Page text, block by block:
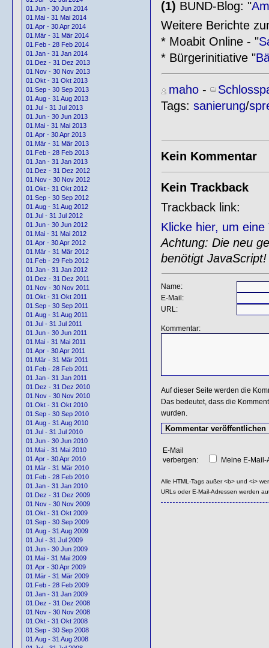
01.Jun - 30 Jun 2014
01.Mai - 31 Mai 2014
01.Apr - 30 Apr 2014
01.Mär - 31 Mär 2014
01.Feb - 28 Feb 2014
01.Jan - 31 Jan 2014
01.Dez - 31 Dez 2013
01.Nov - 30 Nov 2013
01.Okt - 31 Okt 2013
01.Sep - 30 Sep 2013
01.Aug - 31 Aug 2013
01.Jul - 31 Jul 2013
01.Jun - 30 Jun 2013
01.Mai - 31 Mai 2013
01.Apr - 30 Apr 2013
01.Mär - 31 Mär 2013
01.Feb - 28 Feb 2013
01.Jan - 31 Jan 2013
01.Dez - 31 Dez 2012
01.Nov - 30 Nov 2012
01.Okt - 31 Okt 2012
01.Sep - 30 Sep 2012
01.Aug - 31 Aug 2012
01.Jul - 31 Jul 2012
01.Jun - 30 Jun 2012
01.Mai - 31 Mai 2012
01.Apr - 30 Apr 2012
01.Mär - 31 Mär 2012
01.Feb - 29 Feb 2012
01.Jan - 31 Jan 2012
01.Dez - 31 Dez 2011
01.Nov - 30 Nov 2011
01.Okt - 31 Okt 2011
01.Sep - 30 Sep 2011
01.Aug - 31 Aug 2011
01.Jul - 31 Jul 2011
01.Jun - 30 Jun 2011
01.Mai - 31 Mai 2011
01.Apr - 30 Apr 2011
01.Mär - 31 Mär 2011
01.Feb - 28 Feb 2011
01.Jan - 31 Jan 2011
01.Dez - 31 Dez 2010
01.Nov - 30 Nov 2010
01.Okt - 31 Okt 2010
01.Sep - 30 Sep 2010
01.Aug - 31 Aug 2010
01.Jul - 31 Jul 2010
01.Jun - 30 Jun 2010
01.Mai - 31 Mai 2010
01.Apr - 30 Apr 2010
01.Mär - 31 Mär 2010
01.Feb - 28 Feb 2010
01.Jan - 31 Jan 2010
01.Dez - 31 Dez 2009
01.Nov - 30 Nov 2009
01.Okt - 31 Okt 2009
01.Sep - 30 Sep 2009
01.Aug - 31 Aug 2009
01.Jul - 31 Jul 2009
01.Jun - 30 Jun 2009
01.Mai - 31 Mai 2009
01.Apr - 30 Apr 2009
01.Mär - 31 Mär 2009
01.Feb - 28 Feb 2009
01.Jan - 31 Jan 2009
01.Dez - 31 Dez 2008
01.Nov - 30 Nov 2008
01.Okt - 31 Okt 2008
01.Sep - 30 Sep 2008
01.Aug - 31 Aug 2008
(1) BUND-Blog: "
Weitere Berichte
* Moabit Online - "
* Bürgerinitiative "
maho-
Tags: sanierung/
Kein Kommentar
Kein Trackback
Trackback link:
Klicke hier, um
Achtung: Die neu
benötigt JavaScript!
Name:
E-Mail:
URL:
Kommentar:
Auf dieser Seite werden die
Das bedeutet, dass die
wurden.
E-Mail
verbergen:
Meine E-
Alle HTML-Tags außer <b> und <i>
URLs oder E-Mail-Adressen werden